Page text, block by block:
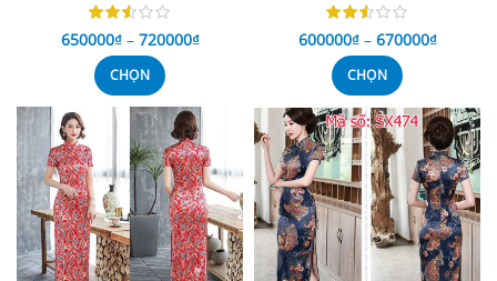
650000₫ – 720000₫
CHỌN
600000₫ – 670000₫
CHỌN